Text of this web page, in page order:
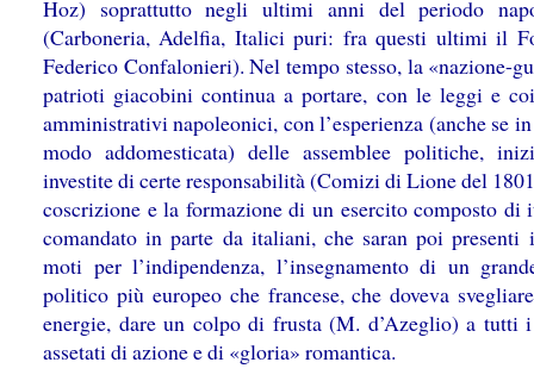
Hoz) soprattutto negli ultimi anni del periodo
(Carboneria, Adelfia, Italici puri: fra questi ultimi il
Federico Confalonieri). Nel tempo stesso, la «nazione-
patrioti giacobini continua a portare, con le leggi e
amministrativi napoleonici, con l’esperienza (anche se
modo addomesticata) delle assemblee politiche,
investite di certe responsabilità (Comizi di Lione del
coscrizione e la formazione di un esercito composto di
comandato in parte da italiani, che saran poi
moti per l’indipendenza, l’insegnamento di un
politico più europeo che francese, che doveva
energie, dare un colpo di frusta (M. d’Azeglio) a tutti
assetati di azione e di «gloria» romantica.